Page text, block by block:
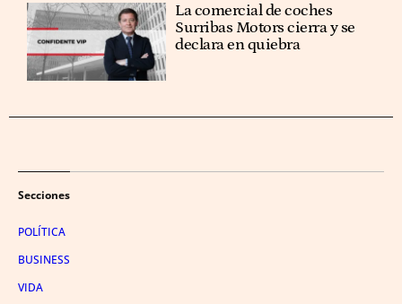
La comercial de coches
Surribas Motors cierra y se
declara en quiebra
Secciones
POLÍTICA
BUSINESS
VIDA